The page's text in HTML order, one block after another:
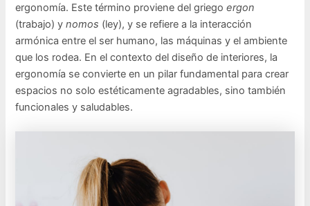
ergonomía. Este término proviene del griegoergon
(trabajo) ynomos (ley), y se refiere a la interacción
armónica entre el ser humano, las máquinas y el ambiente
que los rodea. En el contexto del diseño de interiores, la
ergonomía se convierte en un pilar fundamental para crear
espacios no solo estéticamente agradables, sino también
funcionales y saludables.